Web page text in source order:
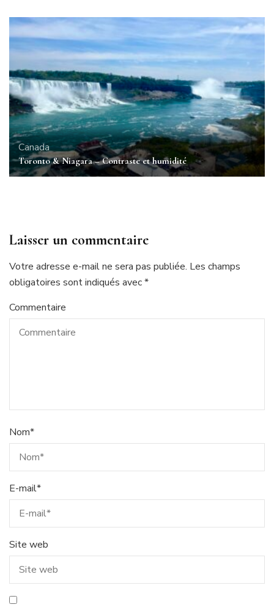
Canada
Toronto & Niagara – Contraste et humidité
Laisser un commentaire
Votre adresse e-mail ne sera pas publiée. Les champs
obligatoires sont indiqués avec*
Commentaire
Nom*
E-mail*
Site web